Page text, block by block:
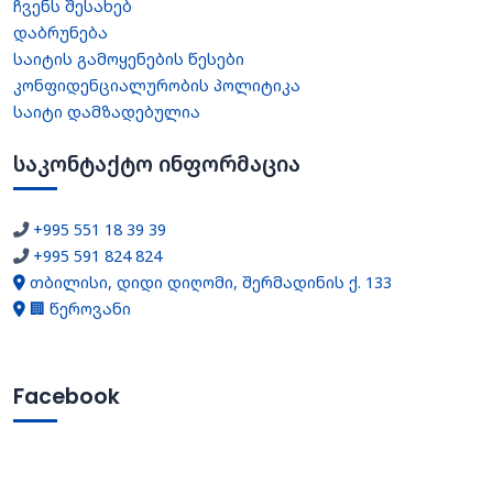
ჩვენს შესახებ
დაბრუნება
საიტის გამოყენების წესები
კონფიდენციალურობის პოლიტიკა
საიტი დამზადებულია
საკონტაქტო ინფორმაცია
+995 551 18 39 39
+995 591 824 824
თბილისი, დიდი დიღომი, შერმადინის ქ. 133
🏢 წეროვანი
Facebook